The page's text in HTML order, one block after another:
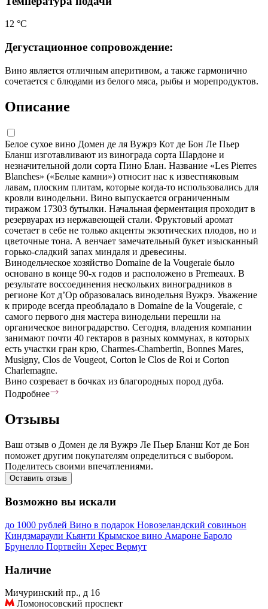
12 °С
Дегустационное сопровождение:
Вино является отличным аперитивом, а также гармонично
сочетается с блюдами из белого мяса, рыбы и морепродуктов.
Описание
Белое сухое вино Домен де ля Вужрэ Кот де Бон Ле Пьер
Бланш изготавливают из винограда сорта Шардоне и
незначительной доли сорта Пино Блан. Название «Les Pierres
Blanches» («Белые камни») относит нас к известняковым
лавам, плоским плитам, которые когда-то использовались для
кровли винодельни. Вино выпускается ограниченным
тиражом 17303 бутылки. Начальная ферментация проходит в
резервуарах из нержавеющей стали. Фруктовый аромат
сочетает в себе не только акценты экзотических плодов, но и
цветочные тона. А венчает замечательный букет изысканный
горько-сладкий запах миндаля и древесины.
Винодельческое хозяйство Domaine de la Vougeraie было
основано в конце 90-х годов и расположено в Premeaux. В
результате воссоединения нескольких виноградников в
регионе Кот д’Ор образовалась винодельня Вужрэ. Уважение
к природе всегда преобладало в Domaine de la Vougeraie, с
самого первого дня мастера винодельни перешли на
органическое виноградарство. Сегодня, владения компании
занимают почти 40 гектаров в разных коммунах, в которых
есть участки гран крю, Charmes-Chambertin, Bonnes Mares,
Musigny, Clos de Vougeot, Corton le Clos de Roi и Corton
Charlemagne.
Вино созревает в бочках из благородных пород дуба.
Подробнее
Отзывы
Ваш отзыв о Домен де ля Вужрэ Ле Пьер Бланш Кот де Бон
поможет другим покупателям определиться с выбором.
Поделитесь своими впечатлениями.
Оставить отзыв
Возможно вы искали
до 1000 рублей Вино в подарок Новозеландский совиньон
Киндзмараули Кьянти Крымское вино Амароне Бароло
Брунелло Портвейн Херес Вермут
Наличие
Мичуринский пр., д 16
Ломоносовский проспект